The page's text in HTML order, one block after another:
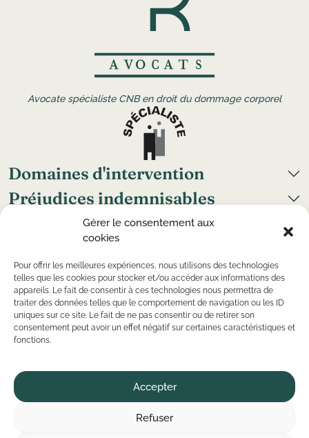
Gérer le consentement aux
cookies
Pour offrir les meilleures expériences, nous utilisons des technologies
telles que les cookies pour stocker et/ou accéder aux informations des
appareils. Le fait de consentir à ces technologies nous permettra de
traiter des données telles que le comportement de navigation ou les ID
uniques sur ce site. Le fait de ne pas consentir ou de retirer son
consentement peut avoir un effet négatif sur certaines caractéristiques et
fonctions.
Accepter
Refuser
Avocate spécialiste CNB en droit du dommage corporel
Domaines d'intervention
Préjudices indemnisables
Grand handicap
Nous suivre
©Copyright2026 — CR Avocats — Tous droits réservés
— Conception parKaizen Agency